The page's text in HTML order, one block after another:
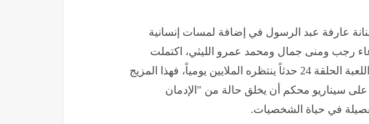
عارفة عبد الرسول في إضافة لمسات إنسانية
رجب ومنى جمال ومحمد عمرو الليثي، اكتملت
ملامح الصورة الفنية التي جعلت من مسلسل اللعبة الحلقة 24 حدثاً ينتظره الملايين يومياً، فهذا المزيج
سيناريو محكم أن يخلق حالة من "الإدمان
في حياة الشخصيات.